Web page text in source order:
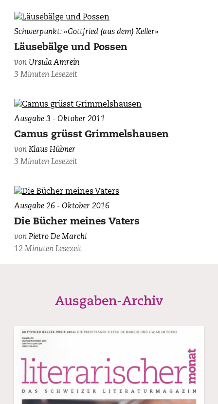
«Der
Schmid
seines
Glückes»
–
Blatt
Kellers
Handschrift
in
der
GE.
Schwerpunkt: «Gottfried (aus dem) Keller»
Läusebälge und Possen
von Ursula Amrein
3 Minuten Lesezeit
Ausgabe 3 - Oktober 2011
Camus grüsst Grimmelshausen
vonKlaus Hübner
3 Minuten Lesezeit
Pietro
De
Marchi,
photographiert
von
Ausgabe 26 - Oktober 2016
Die Bücher meines Vaters
vonPietro De Marchi
12 Minuten Lesezeit
Ausgaben-Archiv